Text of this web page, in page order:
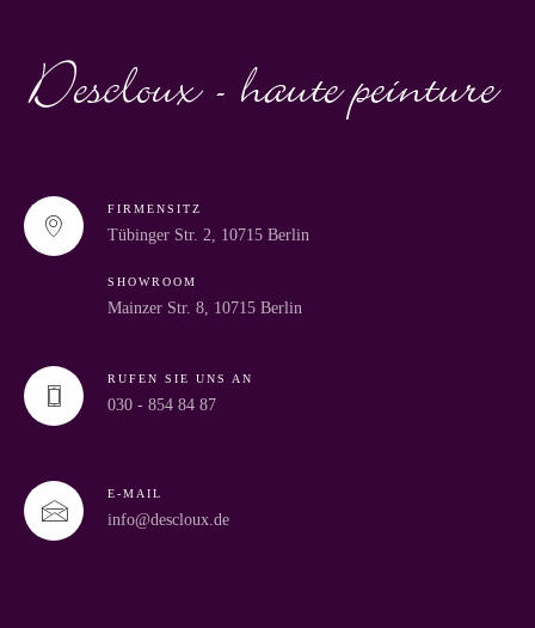
FIRMENSITZ
Tübinger Str. 2, 10715 Berlin
SHOWROOM
Mainzer Str. 8, 10715 Berlin
RUFEN SIE UNS AN
030 - 854 84 87
E-MAIL
info@descloux.de